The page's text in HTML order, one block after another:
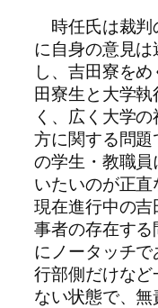
時任氏は裁判
に自身の意見
し、吉田寮を
田寮生と大学
く、広く大学
方に関する問題
の学生・教職
いたいのが正直
現在進行中の
事者の存在す
にノータッチ
行部側だけな
ない状態で、